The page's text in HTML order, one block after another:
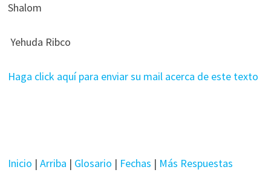
Shalom
Yehuda Ribco
Haga click aquí para enviar su mail acerca de este texto
Inicio | Arriba | Glosario | Fechas | Más Respuestas